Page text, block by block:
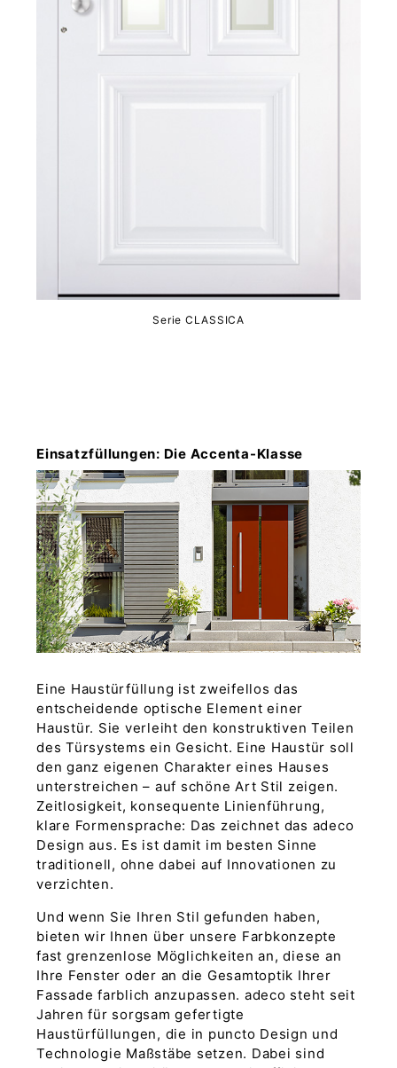
Serie CLASSICA
Einsatzfüllungen: Die Accenta-Klasse
Eine Haustürfüllung ist zweifellos das
entscheidende optische Element einer
Haustür. Sie verleiht den konstruktiven Teilen
des Türsystems ein Gesicht. Eine Haustür soll
den ganz eigenen Charakter eines Hauses
unterstreichen – auf schöne Art Stil zeigen.
Zeitlosigkeit, konsequente Linienführung,
klare Formensprache: Das zeichnet das adeco
Design aus. Es ist damit im besten Sinne
traditionell, ohne dabei auf Innovationen zu
verzichten.
Und wenn Sie Ihren Stil gefunden haben,
bieten wir Ihnen über unsere Farbkonzepte
fast grenzenlose Möglichkeiten an, diese an
Ihre Fenster oder an die Gesamtoptik Ihrer
Fassade farblich anzupassen. adeco steht seit
Jahren für sorgsam gefertigte
Haustürfüllungen, die in puncto Design und
Technologie Maßstäbe setzen. Dabei sind